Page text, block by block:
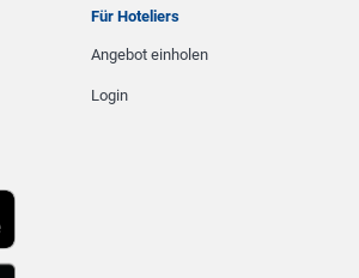
Für Hoteliers
Angebot einholen
Login